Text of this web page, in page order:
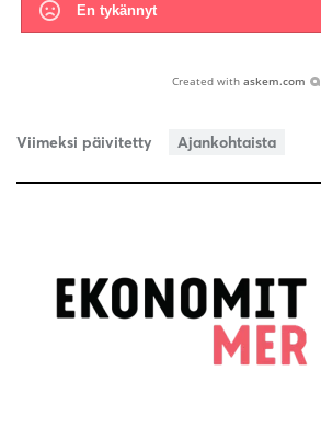
En tykännyt
Created with askem.com
Viimeksi päivitetty Ajankohtaista